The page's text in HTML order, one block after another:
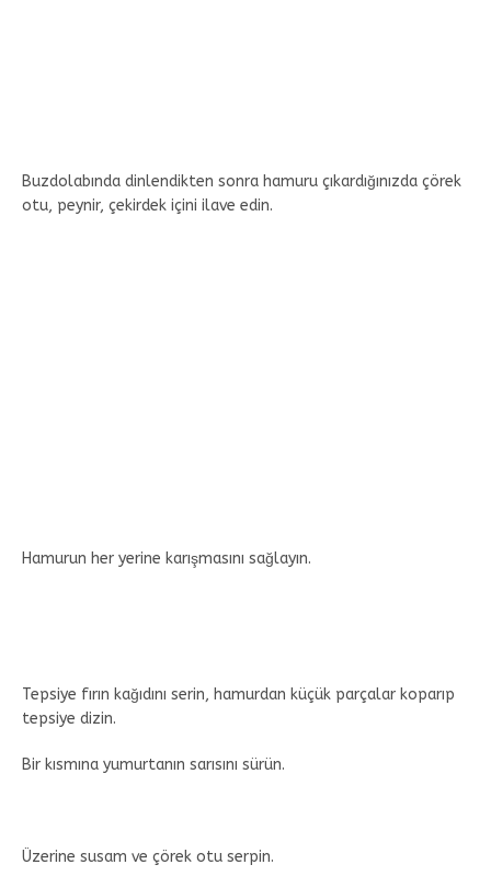
Buzdolabında dinlendikten sonra hamuru çıkardığınızda çörek
otu, peynir, çekirdek içini ilave edin.
Hamurun her yerine karışmasını sağlayın.
Tepsiye fırın kağıdını serin, hamurdan küçük parçalar koparıp
tepsiye dizin.
Bir kısmına yumurtanın sarısını sürün.
Üzerine susam ve çörek otu serpin.